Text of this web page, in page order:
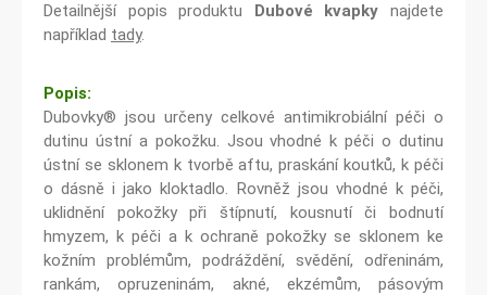
Detailnější popis produktu Dubové kvapky najdete
například tady.
Popis:
Dubovky® jsou určeny celkové antimikrobiální péči o
dutinu ústní a pokožku. Jsou vhodné k péči o dutinu
ústní se sklonem k tvorbě aftu, praskání koutků, k péči
o dásně i jako kloktadlo. Rovněž jsou vhodné k péči,
uklidnění pokožky při štípnutí, kousnutí či bodnutí
hmyzem, k péči a k ochraně pokožky se sklonem ke
kožním problémům, podráždění, svědění, odřeninám,
rankám, opruzeninám, akné, ekzémům, pásovým